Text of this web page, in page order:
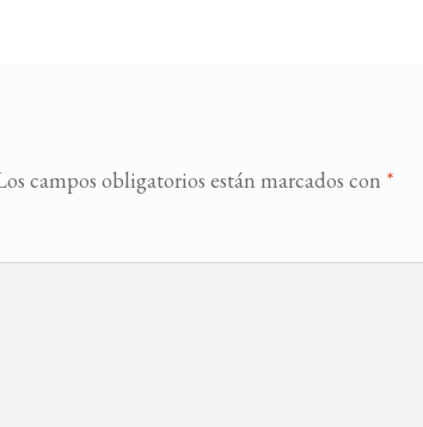
campos obligatorios están marcados con *